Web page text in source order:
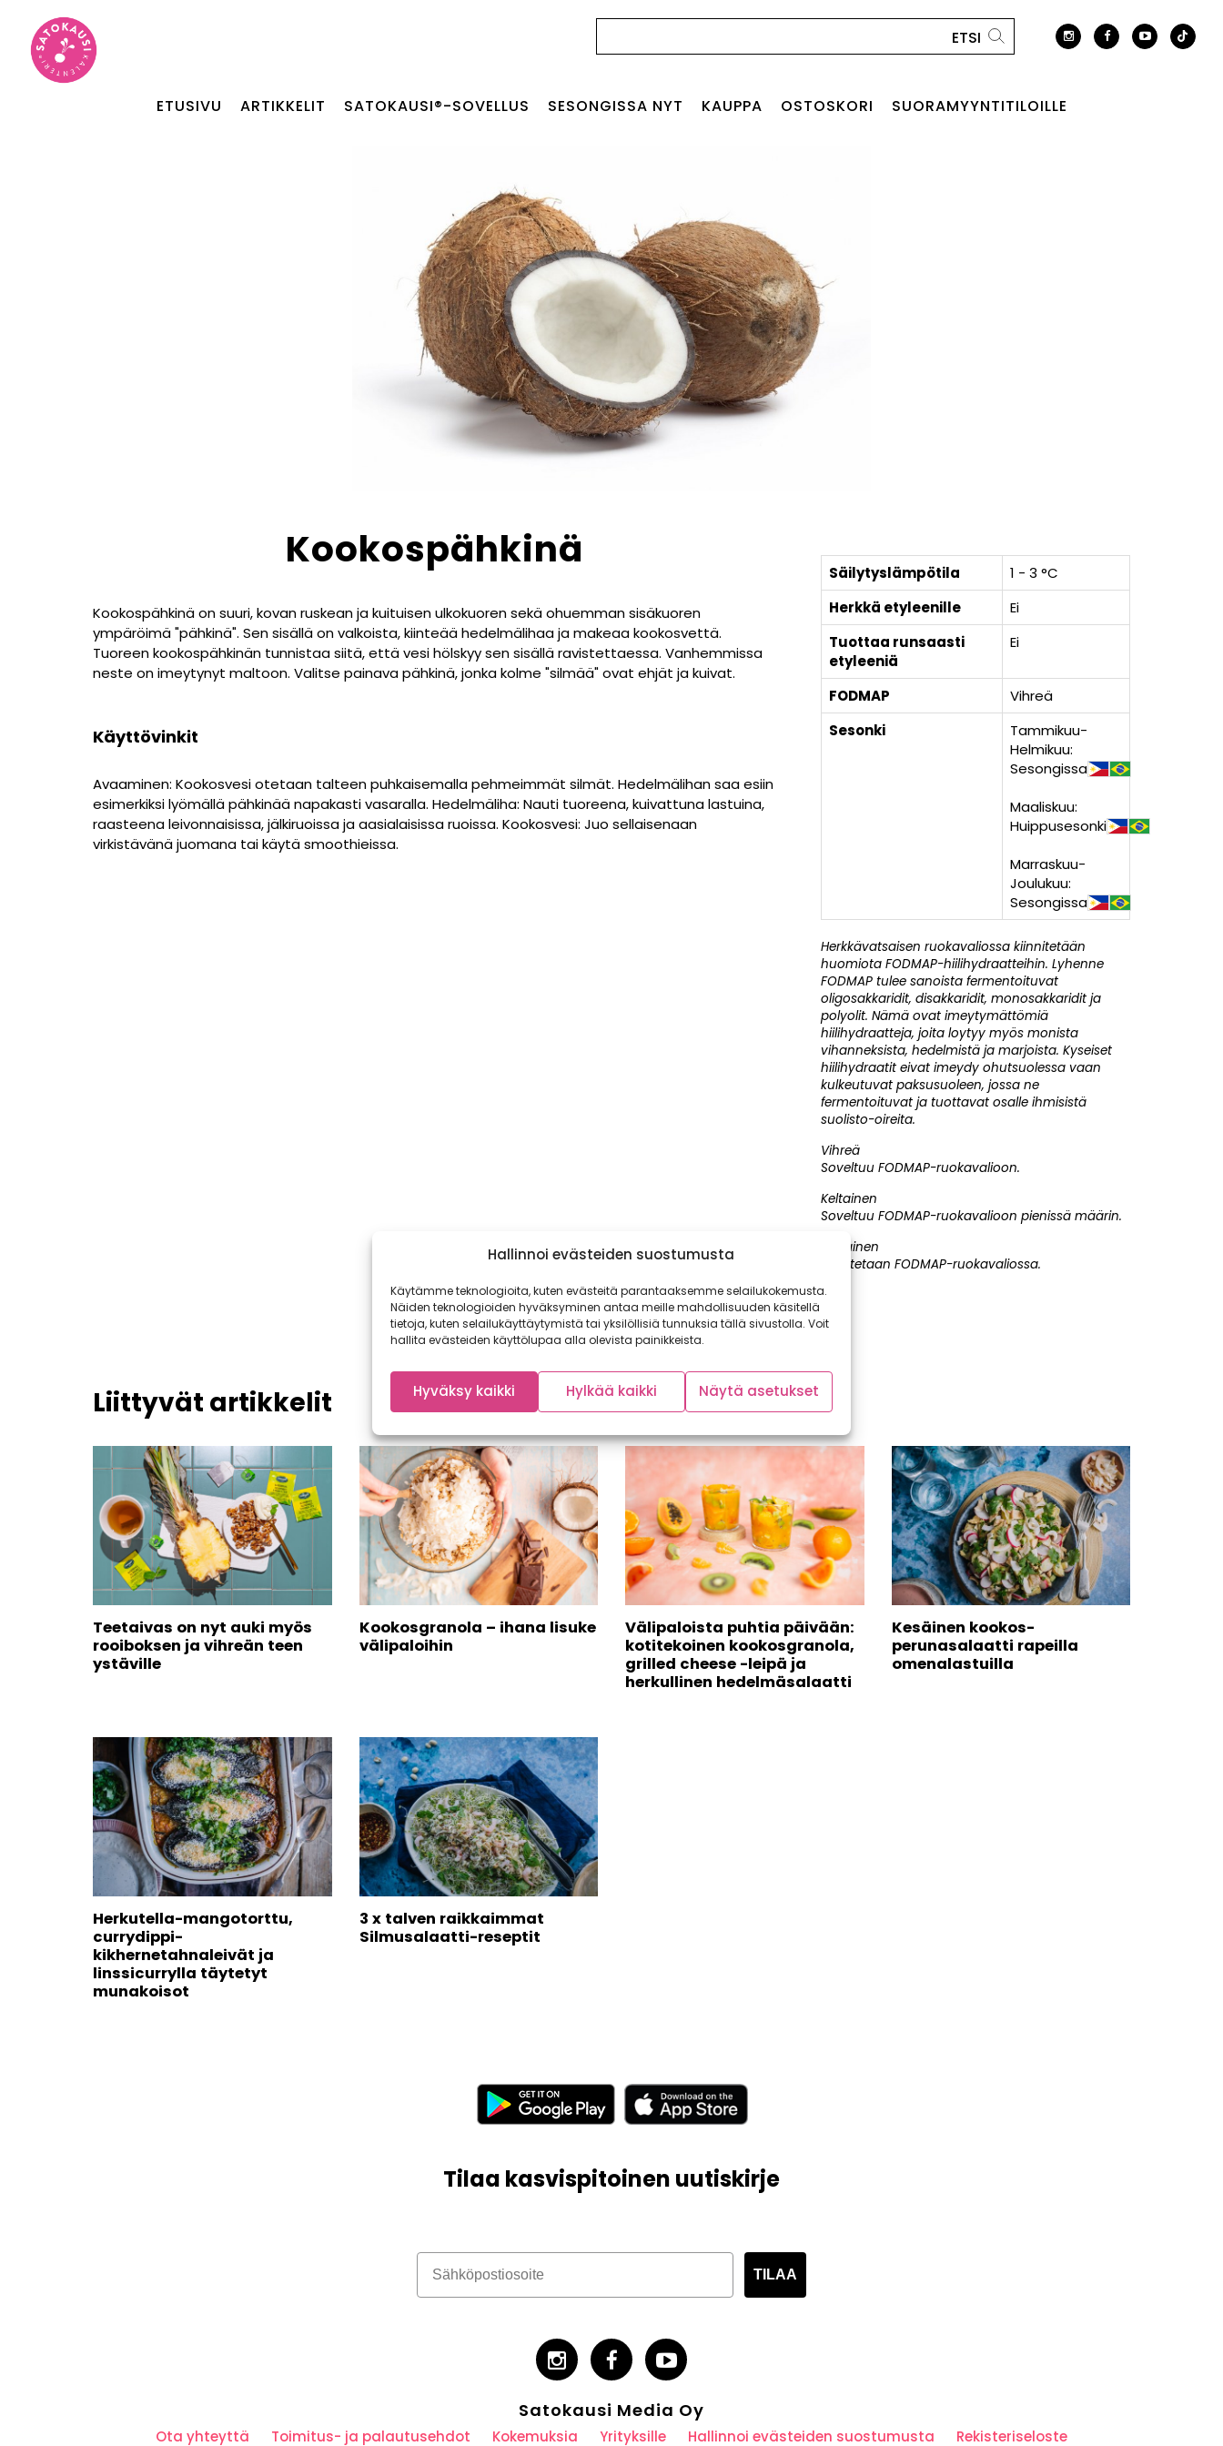
Hallinnoi evästeiden suostumusta
Käytämme teknologioita, kuten evästeitä parantaaksemme selailukokemusta.
Näiden teknologioiden hyväksyminen antaa meille mahdollisuuden käsitellä
tietoja, kuten selailukäyttäytymistä tai yksilöllisiä tunnuksia tällä sivustolla. Voit
hallita evästeiden käyttölupaa alla olevista painikkeista.
Hyväksy kaikki Hylkää kaikki Näytä asetukset
ETUSIVU ARTIKKELIT SATOKAUSI®-SOVELLUS SESONGISSA NYT KAUPPA OSTOSKORI SUORAMYYNTITILOILLE
Kookospähkinä
Kookospähkinä on suuri, kovan ruskean ja kuituisen ulkokuoren sekä ohuemman sisäkuoren
ympäröimä "pähkinä". Sen sisällä on valkoista, kiinteää hedelmälihaa ja makeaa kookosvettä.
Tuoreen kookospähkinän tunnistaa siitä, että vesi hölskyy sen sisällä ravistettaessa. Vanhemmissa
neste on imeytynyt maltoon. Valitse painava pähkinä, jonka kolme "silmää" ovat ehjät ja kuivat.
Käyttövinkit
Avaaminen: Kookosvesi otetaan talteen puhkaisemalla pehmeimmät silmät. Hedelmälihan saa esiin
esimerkiksi lyömällä pähkinää napakasti vasaralla. Hedelmäliha: Nauti tuoreena, kuivattuna lastuina,
raasteena leivonnaisissa, jälkiruoissa ja aasialaisissa ruoissa. Kookosvesi: Juo sellaisenaan
virkistävänä juomana tai käytä smoothieissa.
Säilytyslämpötila
1 - 3 °C
Herkkä etyleenille
Ei
Tuottaa runsaasti
etyleeniä
Ei
FODMAP
Vihreä
Sesonki
Tammikuu-
Helmikuu:
Sesongissa
Maaliskuu:
Huippusesonki
Marraskuu-
Joulukuu:
Sesongissa
Herkkävatsaisen ruokavaliossa kiinnitetään
huomiota FODMAP-hiilihydraatteihin. Lyhenne
FODMAP tulee sanoista fermentoituvat
oligosakkaridit, disakkaridit, monosakkaridit ja
polyolit. Nämä ovat imeytymättömiä
hiilihydraatteja, joita loytyy myös monista
vihanneksista, hedelmistä ja marjoista. Kyseiset
hiilihydraatit eivat imeydy ohutsuolessa vaan
kulkeutuvat paksusuoleen, jossa ne
fermentoituvat ja tuottavat osalle ihmisistä
suolisto-oireita.
Vihreä
Soveltuu FODMAP-ruokavalioon.
Keltainen
Soveltuu FODMAP-ruokavalioon pienissä määrin.
Punainen
Rajoitetaan FODMAP-ruokavaliossa.
Liittyvät artikkelit
Teetaivas on nyt auki myös
rooiboksen ja vihreän teen
ystäville
Kookosgranola – ihana lisuke
välipaloihin
Välipaloista puhtia päivään:
kotitekoinen kookosgranola,
grilled cheese -leipä ja
herkullinen hedelmäsalaatti
Kesäinen kookos-
perunasalaatti rapeilla
omenalastuilla
Herkutella-mangotorttu,
currydippi-
kikhernetahnaleivät ja
linssicurrylla täytetyt
munakoisot
3 x talven raikkaimmat
Silmusalaatti-reseptit
Tilaa kasvispitoinen uutiskirje
TILAA
Satokausi Media Oy
Ota yhteyttä Toimitus- ja palautusehdot Kokemuksia Yrityksille Hallinnoi evästeiden suostumusta Rekisteriseloste